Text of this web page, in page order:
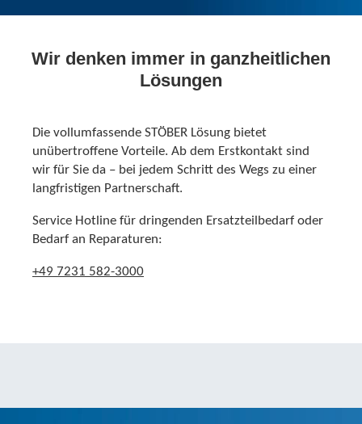
Wir denken immer in ganzheitlichen
Lösungen
Die vollumfassende STÖBER Lösung bietet
unübertroffene Vorteile. Ab dem Erstkontakt sind
wir für Sie da – bei jedem Schritt des Wegs zu einer
langfristigen Partnerschaft.
Service Hotline für dringenden Ersatzteilbedarf oder
Bedarf an Reparaturen:
+49 7231 582-3000